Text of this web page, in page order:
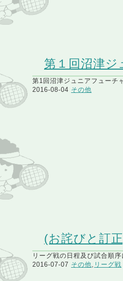
第１回沼津
第1回沼津ジュニアフューチ
2016-08-04 その他
(お詫びと訂
リーグ戦の日程及び試合順
2016-07-07 その他, リーグ戦